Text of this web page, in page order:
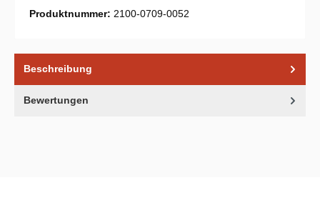
Produktnummer: 2100-0709-0052
Beschreibung
Bewertungen